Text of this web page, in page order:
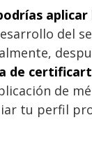
del
de
de
tu perfil